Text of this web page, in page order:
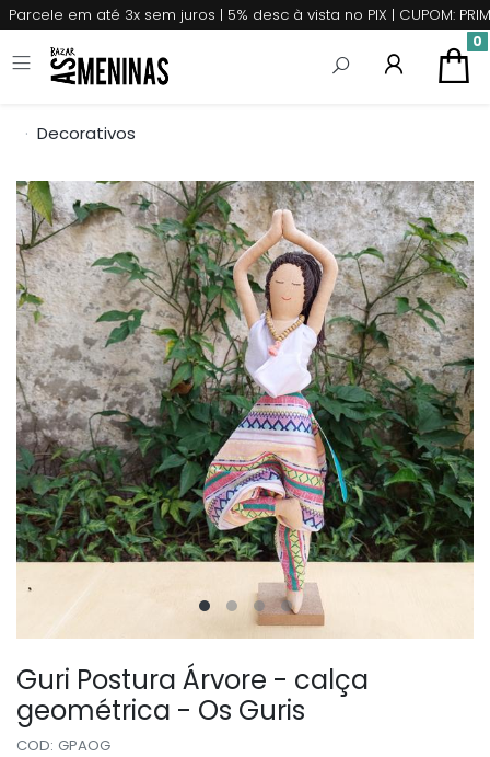
Parcele em até 3x sem juros | 5% desc à vista no PIX | CUPOM:
0
Decorativos
Guri Postura Árvore - calça
geométrica - Os Guris
COD: GPAOG